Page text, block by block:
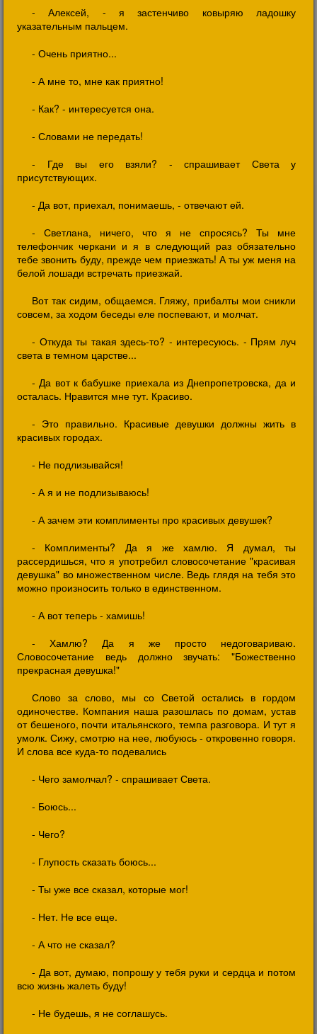
- Алексей, - я застенчиво ковыряю ладошку
указательным пальцем.
- Очень приятно...
- А мне то, мне как приятно!
- Как? - интересуется она.
- Словами не передать!
- Где вы его взяли? - спрашивает Света у
присутствующих.
- Да вот, приехал, понимаешь, - отвечают ей.
- Светлана, ничего, что я не спросясь? Ты мне
телефончик черкани и я в следующий раз обязательно
тебе звонить буду, прежде чем приезжать! А ты уж меня на
белой лошади встречать приезжай.
Вот так сидим, общаемся. Гляжу, прибалты мои сникли
совсем, за ходом беседы еле поспевают, и молчат.
- Откуда ты такая здесь-то? - интересуюсь. - Прям луч
света в темном царстве...
- Да вот к бабушке приехала из Днепропетровска, да и
осталась. Нравится мне тут. Красиво.
- Это правильно. Красивые девушки должны жить в
красивых городах.
- Не подлизывайся!
- А я и не подлизываюсь!
- А зачем эти комплименты про красивых девушек?
- Комплименты? Да я же хамлю. Я думал, ты
рассердишься, что я употребил словосочетание "красивая
девушка" во множественном числе. Ведь глядя на тебя это
можно произносить только в единственном.
- А вот теперь - хамишь!
- Хамлю? Да я же просто недоговариваю.
Словосочетание ведь должно звучать: "Божественно
прекрасная девушка!"
Слово за слово, мы со Светой остались в гордом
одиночестве. Компания наша разошлась по домам, устав
от бешеного, почти итальянского, темпа разговора. И тут я
умолк. Сижу, смотрю на нее, любуюсь - откровенно говоря.
И слова все куда-то подевались
- Чего замолчал? - спрашивает Света.
- Боюсь...
- Чего?
- Глупость сказать боюсь...
- Ты уже все сказал, которые мог!
- Нет. Не все еще.
- А что не сказал?
- Да вот, думаю, попрошу у тебя руки и сердца и потом
всю жизнь жалеть буду!
- Не будешь, я не соглашусь.